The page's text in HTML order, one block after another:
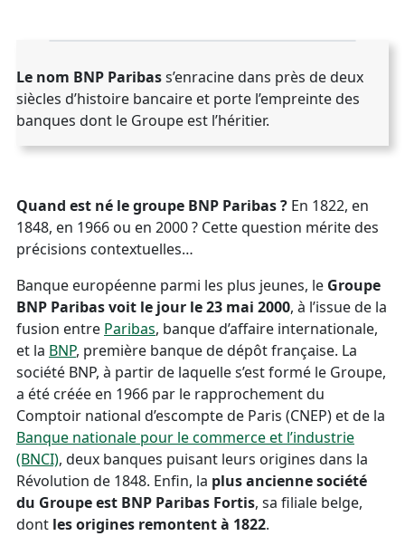
D'où vient le nom BNP Paribas ?
Le nom BNP Paribass’enracine dans près de deux
siècles d’histoire bancaire et porte l’empreinte des
banques dont le Groupe est l’héritier.
Quand est né le groupe BNP Paribas? En 1822, en
1848, en 1966 ou en 2000 ? Cette question mérite des
précisions contextuelles…
Banque européenne parmi les plus jeunes, le Groupe
BNP Paribas voit le jour le 23 mai 2000, à l’issue de la
fusion entre Paribas, banque d’affaire internationale,
et la BNP, première banque de dépôt française. La
société BNP, à partir de laquelle s’est formé le Groupe,
a été créée en 1966 par le rapprochement du
Comptoir national d’escompte de Paris (CNEP) et de la
Banque nationale pour le commerce et l’industrie
(BNCI), deux banques puisant leurs origines dans la
Révolution de 1848. Enfin, la plus ancienne société
du Groupe est BNP Paribas Fortis, sa filiale belge,
dont les origines remontent à 1822.